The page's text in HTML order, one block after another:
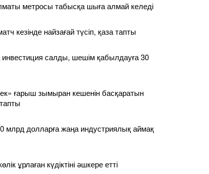
метросы табысқа шыға алмай келеді
кезінде найзағай түсіп, қаза тапты
инвестиция салды, шешім қабылдауға 30
ғарыш зымыран кешенін басқаратын
млрд долларға жаңа индустриялық аймақ
ұрлаған күдіктіні әшкере етті